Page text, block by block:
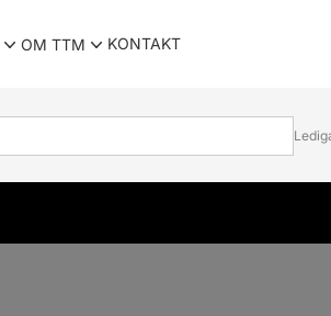
OM TTM KONTAKT